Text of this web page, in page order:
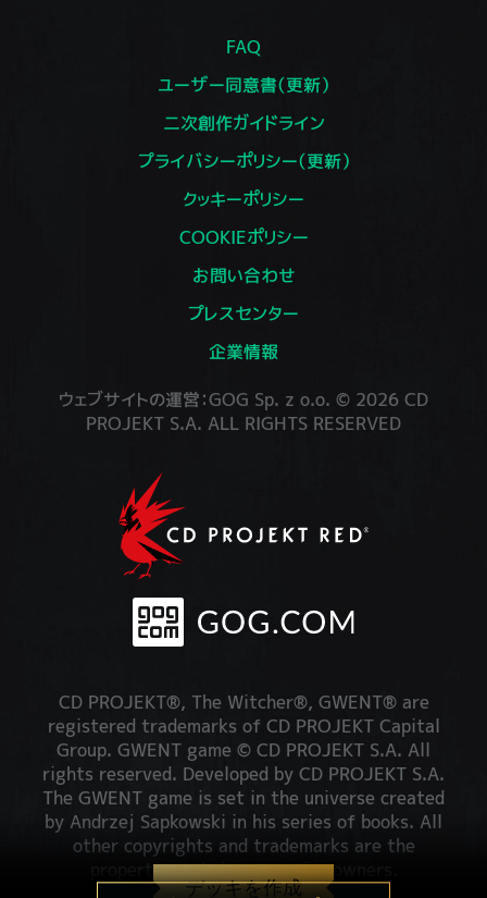
デッキを作成
FAQ
ユーザー同意書（更新）
二次創作ガイドライン
プライバシーポリシー（更新）
クッキーポリシー
COOKIEポリシー
お問い合わせ
プレスセンター
企業情報
ウェブサイトの運営：GOG Sp. z o.o. © 2026 CD
PROJEKT S.A. ALL RIGHTS RESERVED
CD PROJEKT®, The Witcher®, GWENT® are
registered trademarks of CD PROJEKT Capital
Group. GWENT game © CD PROJEKT S.A. All
rights reserved. Developed by CD PROJEKT S.A.
The GWENT game is set in the universe created
by Andrzej Sapkowski in his series of books. All
other copyrights and trademarks are the
property of their respective owners.